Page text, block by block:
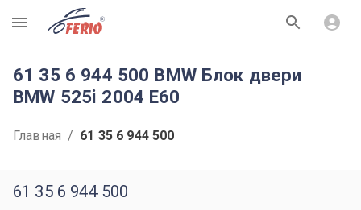
R
61 35 6 944 500 BMW Блок двери
BMW 525i 2004 E60
Главная / 61 35 6 944 500
61 35 6 944 500